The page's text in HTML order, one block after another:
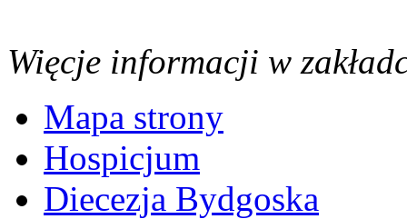
Więcje informacji w
Mapa strony
Hospicjum
Diecezja Bydgoska